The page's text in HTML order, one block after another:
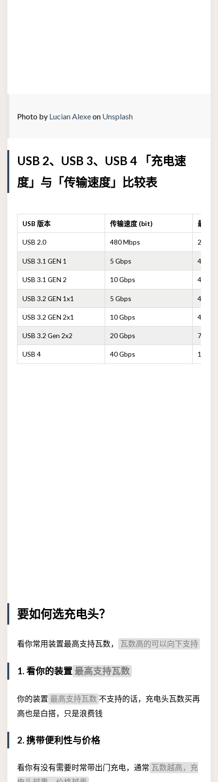
Photo by Lucian Alexeon Unsplash
USB 2、USB 3、USB 4 「充电速
度」与「传输速度」比较表
USB 版本 传输速度 (bit) 最高
USB 2.0 480 Mbps 2.5 W
USB 3.1 GEN 1 5 Gbps 4.5 W
USB 3.1 GEN 2 10 Gbps 4.5 W
USB 3.2 GEN 1x1 5 Gbps 4.5 W
USB 3.2 GEN 2x1 10 Gbps 4.5 W
USB 3.2 Gen 2x2 20 Gbps 7.5 W
USB 4 40 Gbps 100 W
要如何选充电头？
看你常用装置最高支持瓦数， 瓦数高的可以向下支持
1. 看你的装置 最高支持瓦数
你的装置 最高支持瓦数 不支持的话，充电头瓦数买再
高也是白搭，只是浪费钱
2. 携带便利性与价格
看你有没有需要时常带出门充电，通常 瓦数越高，充